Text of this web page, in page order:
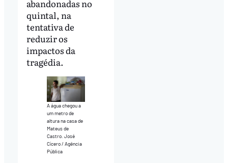
abandonadas no
quintal, na
tentativa de
reduzir os
impactos da
tragédia.
A água chegou a
um metro de
altura na casa de
Mateus de
Castro. José
Cícero / Agência
Pública